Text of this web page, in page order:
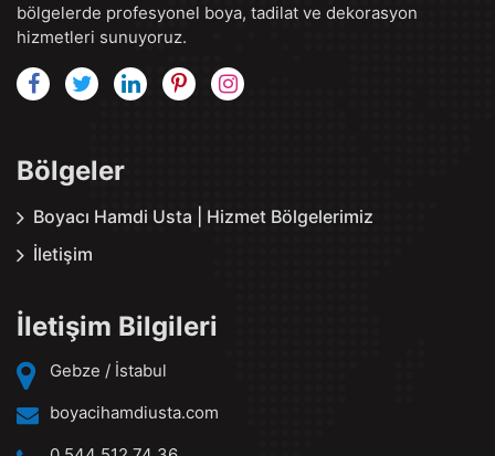
bölgelerde profesyonel boya, tadilat ve dekorasyon
hizmetleri sunuyoruz.
Bölgeler
Boyacı Hamdi Usta | Hizmet Bölgelerimiz
İletişim
İletişim Bilgileri
Gebze / İstabul
boyacihamdiusta.com